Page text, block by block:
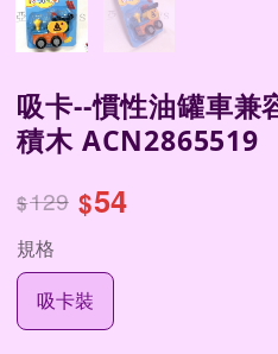
吸卡--慣性油罐車兼
積木 ACN2865519
$129 $54
規格
吸卡裝